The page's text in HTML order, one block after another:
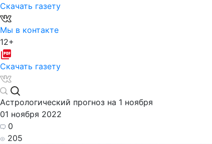
Скачать газету
Мы в контакте
12+
Скачать газету
Астрологический прогноз на 1 ноября
01 ноября 2022
0
205